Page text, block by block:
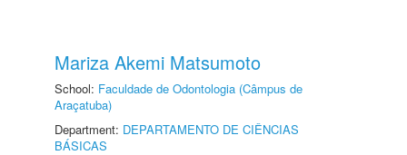
Mariza Akemi Matsumoto
School: Faculdade de Odontologia (Câmpus de
Araçatuba)
Department: DEPARTAMENTO DE CIÊNCIAS
BÁSICAS